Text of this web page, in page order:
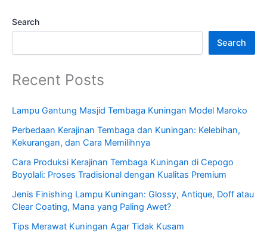
Search
Search
Recent Posts
Lampu Gantung Masjid Tembaga Kuningan Model Maroko
Perbedaan Kerajinan Tembaga dan Kuningan: Kelebihan,
Kekurangan, dan Cara Memilihnya
Cara Produksi Kerajinan Tembaga Kuningan di Cepogo
Boyolali: Proses Tradisional dengan Kualitas Premium
Jenis Finishing Lampu Kuningan: Glossy, Antique, Doff atau
Clear Coating, Mana yang Paling Awet?
Tips Merawat Kuningan Agar Tidak Kusam